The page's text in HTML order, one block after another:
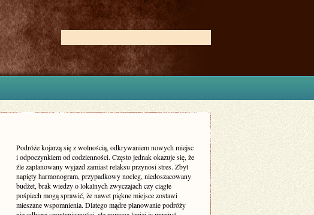
Podróże kojarzą się z wolnością, odkrywaniem nowych miejsc
i odpoczynkiem od codzienności. Często jednak okazuje się, że
źle zaplanowany wyjazd zamiast relaksu przynosi stres. Zbyt
napięty harmonogram, przypadkowy nocleg, niedoszacowany
budżet, brak wiedzy o lokalnych zwyczajach czy ciągłe
pośpiech mogą sprawić, że nawet piękne miejsce zostawi
mieszane wspomnienia. Dlatego mądre planowanie podróży